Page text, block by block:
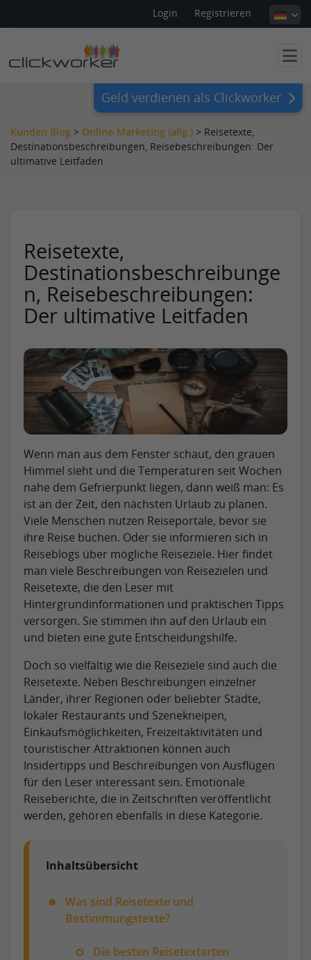
Login Registrieren
Geld verdienen als Clickworker
Kunden Blog > Online-Marketing (allg.) > Reisetexte,
Destinationsbeschreibungen, Reisebeschreibungen: Der
ultimative Leitfaden
Reisetexte,
Destinationsbeschreibunge
n, Reisebeschreibungen:
Der ultimative Leitfaden
Wenn man aus dem Fenster schaut, den grauen
Himmel sieht und die Temperaturen seit Wochen
nahe dem Gefrierpunkt liegen, dann weiß man: Es
ist an der Zeit, den nächsten Urlaub zu planen.
Viele Menschen nutzen Reiseportale, bevor sie
ihre Reise buchen. Oder sie informieren sich in
Reiseblogs über mögliche Reiseziele. Hier findet
man viele Beschreibungen von Reisezielen und
Reisetexte, die den Leser mit
Hintergrundinformationen und praktischen Tipps
versorgen. Sie stimmen ihn auf den Urlaub ein
und bieten eine gute Entscheidungshilfe.
Doch so vielfältig wie die Reiseziele sind auch die
Reisetexte. Neben Beschreibungen einzelner
Länder, ihrer Regionen oder beliebter Städte,
lokaler Restaurants und Szenekneipen,
Einkaufsmöglichkeiten, Freizeitaktivitäten und
touristischer Attraktionen können auch
Insidertipps und Beschreibungen von Ausflügen
für den Leser interessant sein. Emotionale
Reiseberichte, die in Zeitschriften veröffentlicht
werden, gehören ebenfalls in diese Kategorie.
Inhaltsübersicht
Was sind Reisetexte und
Bestimmungstexte?
Die besten Reisetextarten